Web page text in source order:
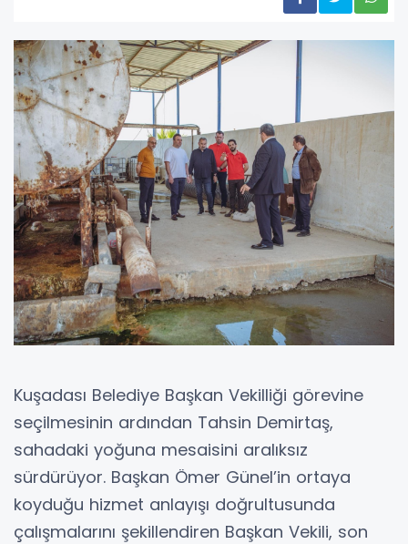
Kuşadası Belediye Başkan Vekilliği görevine
seçilmesinin ardından Tahsin Demirtaş,
sahadaki yoğuna mesaisini aralıksız
sürdürüyor. Başkan Ömer Günel’in ortaya
koyduğu hizmet anlayışı doğrultusunda
çalışmalarını şekillendiren Başkan Vekili, son